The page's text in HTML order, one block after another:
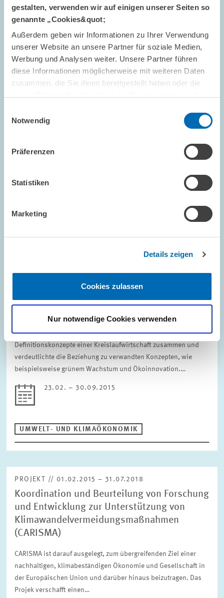
gestalten, verwenden wir auf einigen unserer Seiten so
genannte „Cookies&quot;
Außerdem geben wir Informationen zu Ihrer Verwendung
unserer Website an unsere Partner für soziale Medien,
Werbung und Analysen weiter. Unsere Partner führen
diese Informationen möglicherweise mit weiteren Daten
zusammen, die Sie ihnen bereitgestellt haben oder die
Notwendig
Präferenzen
Statistiken
Marketing
Details zeigen
Cookies zulassen
Nur notwendige Cookies verwenden
UMWELT- UND KLIMAÖKONOMIK
Instrument zur Energieeinsparung in
Das Forschungsprojekt STEP_BY_STEP zielt darauf ab,
Beratungskonzepte zu Energieeinsparmöglichkeiten in vier
verschiedenen europäischen Ländern (Spanien, Italien,…
Das Projekt fasste zunächst die grundlegenden
Definitionskonzepte einer Kreislaufwirtschaft zusammen und
verdeutlichte die Beziehung zu verwandten Konzepten, wie
beispielsweise grünem Wachstum und Ökoinnovation.…
23.02. – 30.09.2015
UMWELT- UND KLIMAÖKONOMIK
PROJEKT // 01.02.2015 – 31.07.2018
Koordination und Beurteilung von Forschung
und Entwicklung zur Unterstützung von
Klimawandelvermeidungsmaßnahmen
(CARISMA)
CARISMA ist darauf ausgelegt, zum übergreifenden Ziel einer
nachhaltigen, klimabeständigen Ökonomie und Gesellschaft in
der Europäischen Union und darüber hinaus beizutragen. Das
Projek verschafft einen…